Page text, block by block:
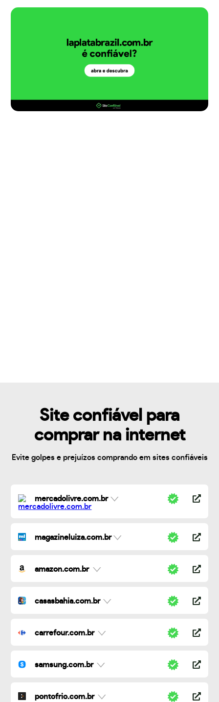
Site confiável para
comprar na internet
Evite golpes e prejuízos comprando em sites confiáveis
mercadolivre.com.br
magazineluiza.com.br
amazon.com.br
casasbahia.com.br
carrefour.com.br
samsung.com.br
pontofrio.com.br